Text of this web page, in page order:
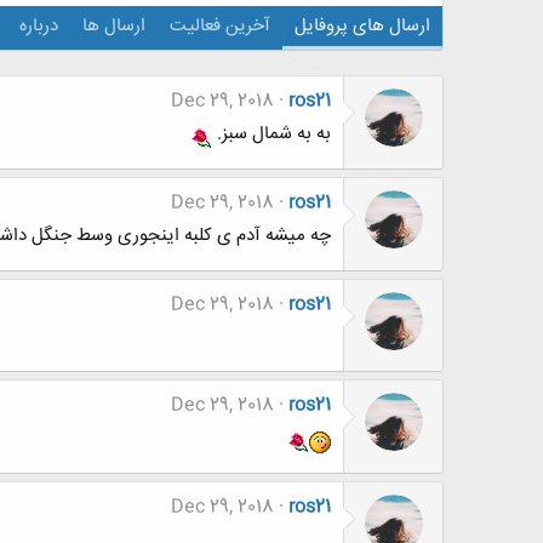
ارسال های پروفایل آخرین فعالیت ارسال ها درباره
ros21
Dec 29, 2018
به به شمال سبز.
ros21
Dec 29, 2018
چه میشه آدم ی کلبه اینجوری وسط جنگل
ros21
Dec 29, 2018
ros21
Dec 29, 2018
ros21
Dec 29, 2018